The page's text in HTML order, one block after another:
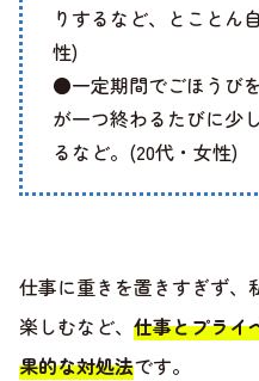
りするなど、とことん
性)
●一定期間でごほうび
が一つ終わるたびに少
るなど。(20代・女性)
仕事に重きを置きすぎず、
楽しむなど、 仕事とプライ
果的な対処法です。